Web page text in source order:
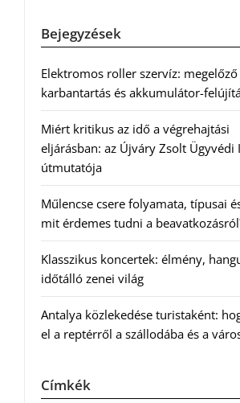
Bejegyzések
Elektromos roller szervíz: megelőző
karbantartás és akkumulátor-
Miért kritikus az idő a végrehajtási
eljárásban: az Újváry Zsolt Ügyvédi
útmutatója
Műlencse csere folyamata, típusai
mit érdemes tudni a
Klasszikus koncertek: élmény,
időtálló zenei világ
Antalya közlekedése turistaként:
el a reptérről a szállodába és a
Címkék